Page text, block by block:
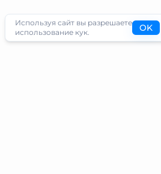
Используя сайт вы разрешаете
использование кук.
OK